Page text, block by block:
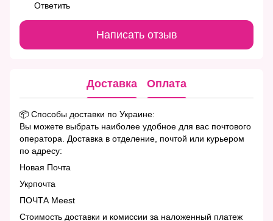
Ответить
Написать отзыв
Доставка Оплата
📦 Способы доставки по Украине:
Вы можете выбрать наиболее удобное для вас почтового
оператора. Доставка в отделение, почтой или курьером
по адресу:
Новая Почта
Укрпочта
ПОЧТА Meest
Стоимость доставки и комиссии за наложенный платеж